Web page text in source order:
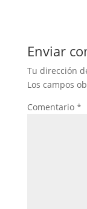
Enviar
Tu dirección
Los campos
Comentario *